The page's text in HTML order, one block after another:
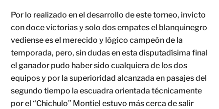
Por lo realizado en el desarrollo de este torneo, invicto
con doce victorias y solo dos empates el blanquinegro
vediense es el merecido y lógico campeón de la
temporada, pero, sin dudas en esta disputadísima final
el ganador pudo haber sido cualquiera de los dos
equipos y por la superioridad alcanzada en pasajes del
segundo tiempo la escuadra orientada técnicamente
por el “Chichulo” Montiel estuvo más cerca de salir